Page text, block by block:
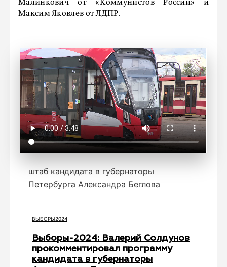
Малинкович от «Коммунистов России» и
Максим Яковлев от ЛДПР.
штаб кандидата в губернаторы
Петербурга Александра Беглова
ВЫБОРЫ2024
Выборы-2024: Валерий Солдунов
прокомментировал программу
кандидата в губернаторы